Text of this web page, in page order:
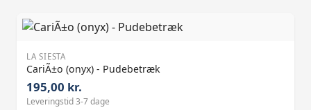
LA SIESTA
CariÃ±o (onyx) - Pudebetræk
195,00 kr.
Leveringstid 3-7 dage